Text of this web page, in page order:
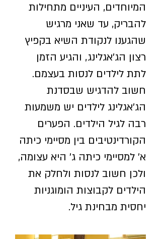
המיוחדים, העיניים מתחילות
להבריק, עד שאני מרגיש
שהגענו לנקודת השיא בקפיץ
רצון הג'אגלינג, והגיע הזמן
לתת לילדים לנסות בעצמם.
חשוב להדגיש שבסדנת
הג'אגלינג לילדים יש משמעות
רבה לגיל הילדים. הפערים
הקורדינטיבים בין מסיימי כיתה
א' למסיימי כיתה ג' היא עצומה,
ולכן חשוב לנסות ולחלק את
הילדים לקבוצות הומוגניות
יחסית מבחינת גיל.